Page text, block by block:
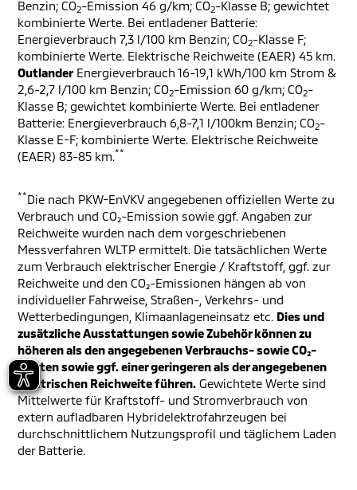
Benzin; CO2-Emission 46 g/km; CO2-Klasse B; gewichtet
kombinierte Werte. Bei entladener Batterie:
Energieverbrauch 7,3 l/100 km Benzin; CO2-Klasse F;
kombinierte Werte. Elektrische Reichweite (EAER) 45 km.
Outlander Energieverbrauch 16-19,1 kWh/100 km Strom &
2,6-2,7 l/100 km Benzin; CO2-Emission 60 g/km; CO2-
Klasse B; gewichtet kombinierte Werte. Bei entladener
Batterie: Energieverbrauch 6,8-7,1 l/100km Benzin; CO2-
Klasse E-F; kombinierte Werte. Elektrische Reichweite
(EAER) 83-85 km.**
**Die nach PKW-EnVKV angegebenen offiziellen Werte zu
Verbrauch und CO₂-Emission sowie ggf. Angaben zur
Reichweite wurden nach dem vorgeschriebenen
Messverfahren WLTP ermittelt. Die tatsächlichen Werte
zum Verbrauch elektrischer Energie / Kraftstoff, ggf. zur
Reichweite und den CO₂-Emissionen hängen ab von
individueller Fahrweise, Straßen-, Verkehrs- und
Wetterbedingungen, Klimaanlageneinsatz etc. Dies und
zusätzliche Ausstattungen sowie Zubehör können zu
höheren als den angegebenen Verbrauchs- sowie CO₂-
Werten sowie ggf. einer geringeren als der angegebenen
elektrischen Reichweite führen. Gewichtete Werte sind
Mittelwerte für Kraftstoff- und Stromverbrauch von
extern aufladbaren Hybridelektrofahrzeugen bei
durchschnittlichem Nutzungsprofil und täglichem Laden
der Batterie.